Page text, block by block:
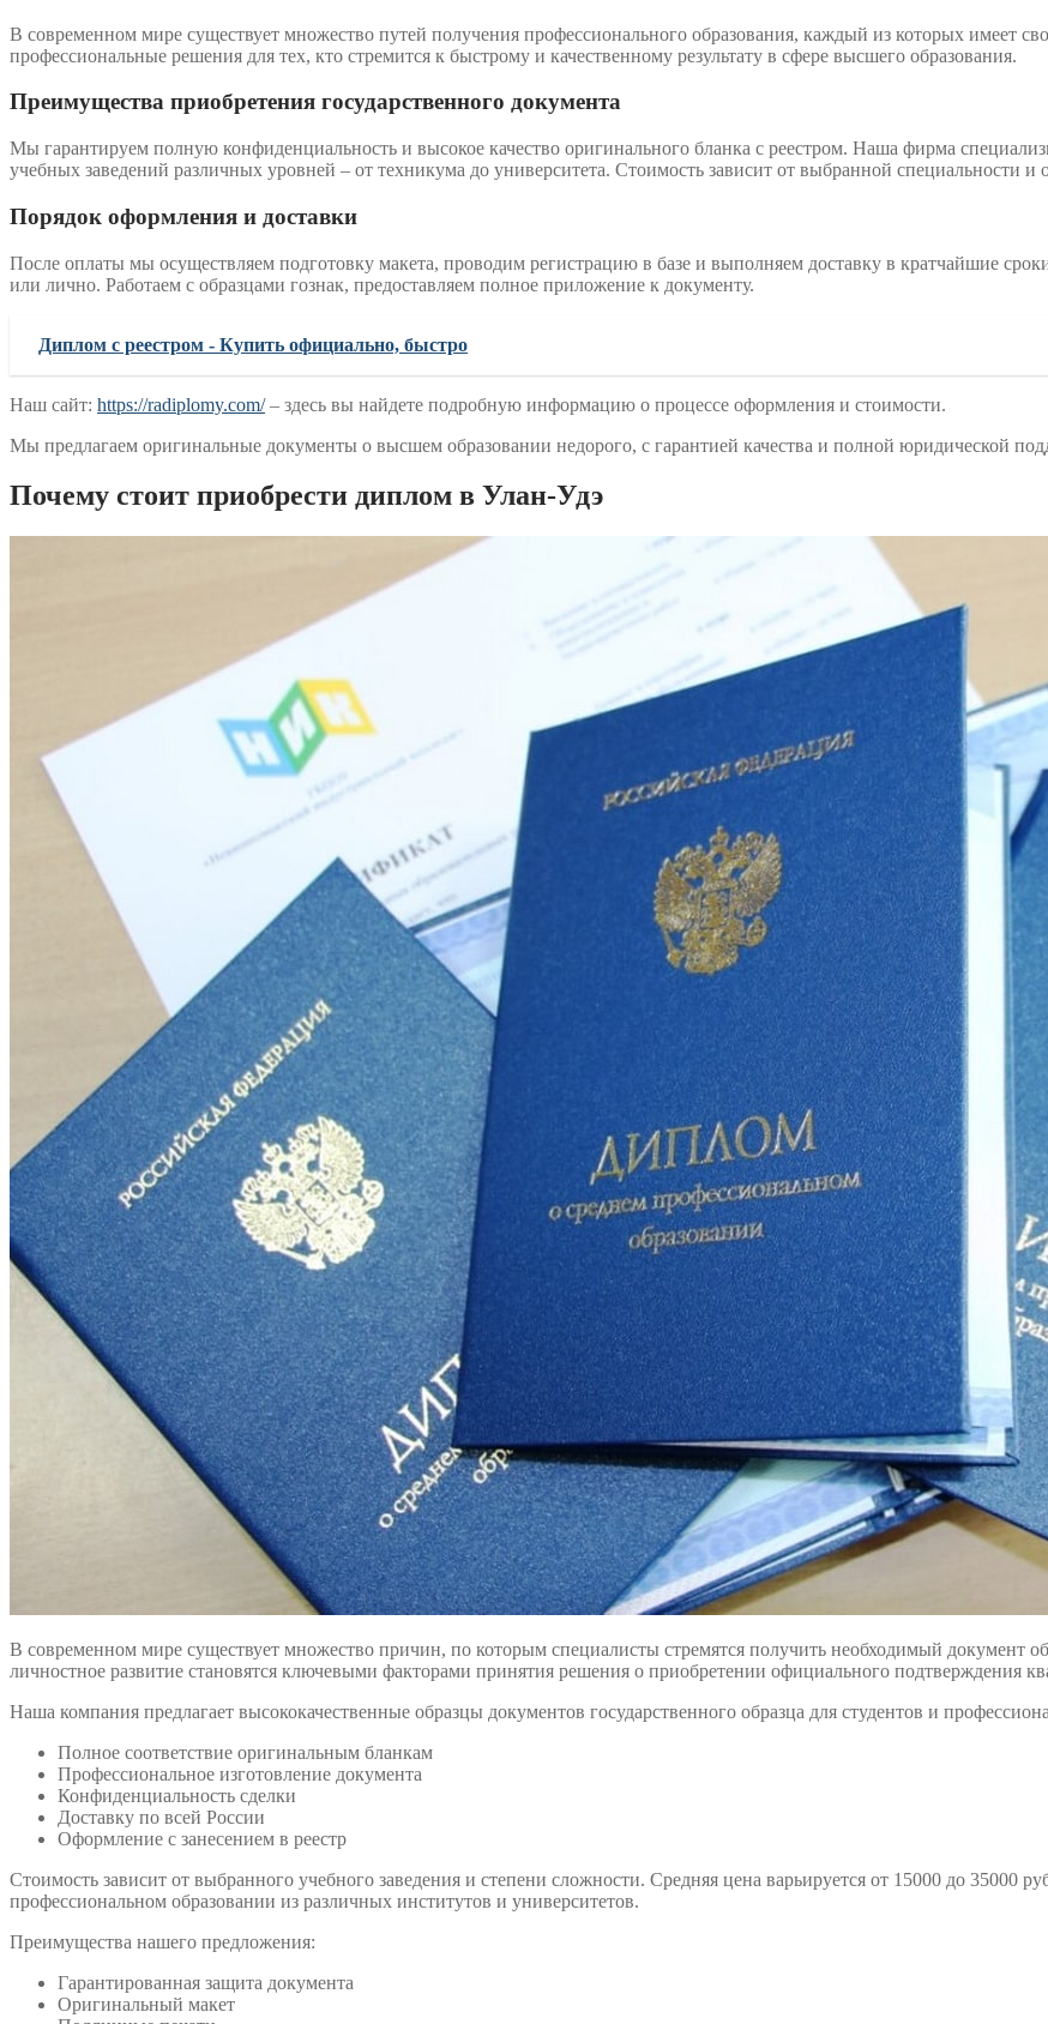
В современном мире существует множество путей получения профессионального образования, каждый из которых имеет
профессиональные решения для тех, кто стремится к быстрому и качественному результату в сфере высшего образования.
Преимущества приобретения государственного документа
Мы гарантируем полную конфиденциальность и высокое качество оригинального бланка с реестром. Наша фирма
учебных заведений различных уровней – от техникума до университета. Стоимость зависит от выбранной специальности и
Порядок оформления и доставки
После оплаты мы осуществляем подготовку макета, проводим регистрацию в базе и выполняем доставку в кратчайшие
или лично. Работаем с образцами гознак, предоставляем полное приложение к документу.
Диплом с реестром - Купить официально, быстро
Наш сайт: https://radiplomy.com/– здесь вы найдете подробную информацию о процессе оформления и стоимости.
Мы предлагаем оригинальные документы о высшем образовании недорого, с гарантией качества и полной юридической
Почему стоит приобрести диплом в Улан-Удэ
В современном мире существует множество причин, по которым специалисты стремятся получить необходимый документ
личностное развитие становятся ключевыми факторами принятия решения о приобретении официального подтверждения
Наша компания предлагает высококачественные образцы документов государственного образца для студентов и
Полное соответствие оригинальным бланкам
Профессиональное изготовление документа
Конфиденциальность сделки
Доставку по всей России
Оформление с занесением в реестр
Стоимость зависит от выбранного учебного заведения и степени сложности. Средняя цена варьируется от 15000 до
профессиональном образовании из различных институтов и университетов.
Преимущества нашего предложения:
Гарантированная защита документа
Оригинальный макет